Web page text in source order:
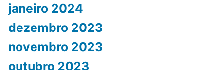
janeiro 2024
dezembro 2023
novembro 2023
outubro 2023